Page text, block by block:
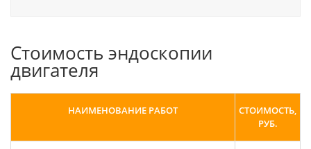
Стоимость эндоскопии
двигателя
НАИМЕНОВАНИЕ РАБОТ
СТОИМОСТЬ,
РУБ.